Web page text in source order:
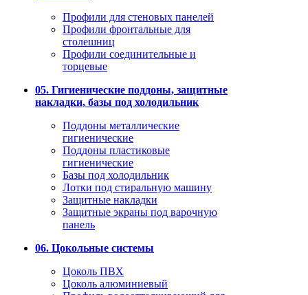
Профили для стеновых панелей
Профили фронтальные для
столешниц
Профили соединительные и
торцевые
05. Гигиенические поддоны, защитные
накладки, базы под холодильник
Поддоны металлические
гигиенические
Поддоны пластиковые
гигиенические
Базы под холодильник
Лотки под стиральную машину
Защитные накладки
Защитные экраны под варочную
панель
06. Цокольные системы
Цоколь ПВХ
Цоколь алюминиевый